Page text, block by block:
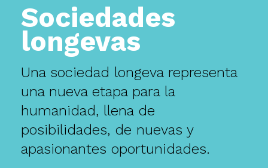
Sociedades
longevas
Una sociedad longeva representa
una nueva etapa para la
humanidad, llena de
posibilidades, de nuevas y
apasionantes oportunidades.